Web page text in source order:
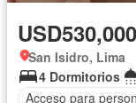
USD530,000
San Isidro, Lima
4 Dormitorios
Acceso para